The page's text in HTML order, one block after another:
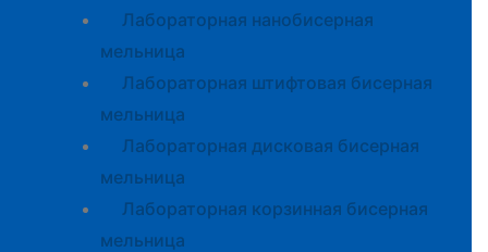
Лабораторная нанобисерная
мельница
Лабораторная штифтовая бисерная
мельница
Лабораторная дисковая бисерная
мельница
Лабораторная корзинная бисерная
мельница